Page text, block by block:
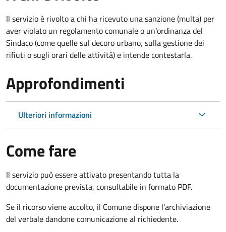
Il servizio è rivolto a chi ha ricevuto una sanzione (multa) per
aver violato un regolamento comunale o un’ordinanza del
Sindaco (come quelle sul decoro urbano, sulla gestione dei
rifiuti o sugli orari delle attività) e intende contestarla.
Approfondimenti
Ulteriori informazioni
Come fare
Il servizio può essere attivato presentando tutta la
documentazione prevista, consultabile in formato PDF.
Se il ricorso viene accolto, il Comune dispone l'archiviazione
del verbale dandone comunicazione al richiedente.